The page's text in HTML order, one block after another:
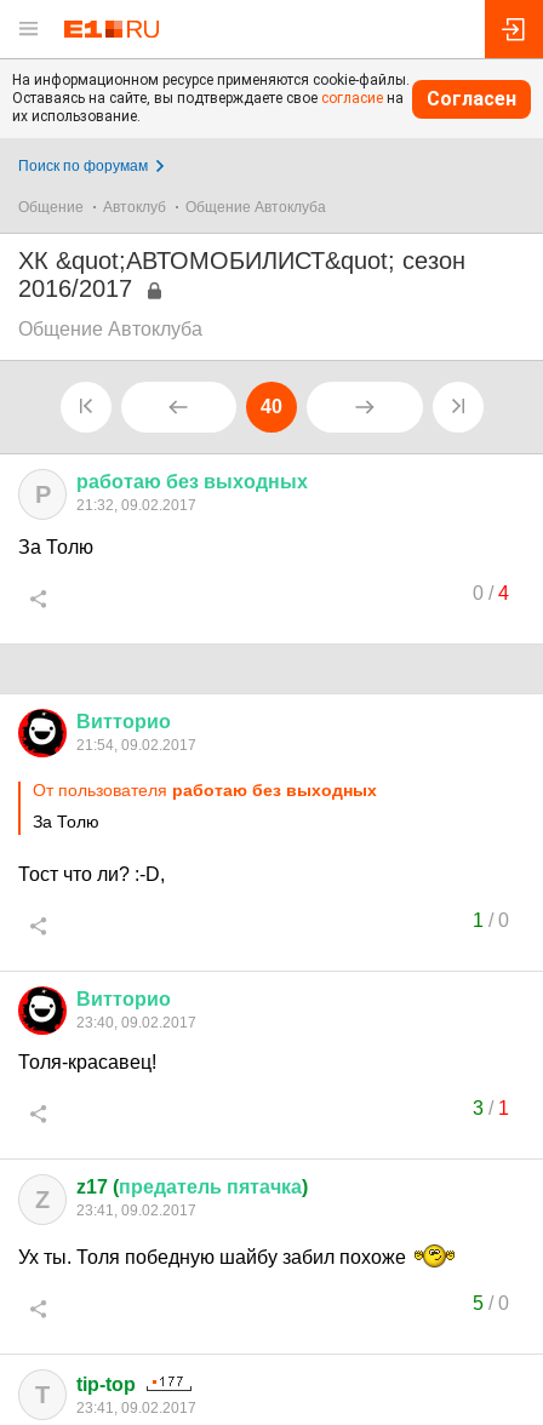
На информационном ресурсе применяются cookie-файлы.
Оставаясь на сайте, вы подтверждаете свое согласие на
их использование.
Согласен
Поиск по форумам
Общение Автоклуб Общение Автоклуба
ХК &quot;АВТОМОБИЛИСТ&quot; сезон
2016/2017
Общение Автоклуба
40
Р работаю без выходных
21:32, 09.02.2017
За Толю
0/4
Витторио
21:54, 09.02.2017
От пользователя работаю без выходных
За Толю
Тост что ли? :-D,
1 /0
Витторио
23:40, 09.02.2017
Толя-красавец!
3/ 1
Z z17 (предатель пятачка)
23:41, 09.02.2017
Ух ты. Толя победную шайбу забил похоже
5/0
T tip-top
23:41, 09.02.2017